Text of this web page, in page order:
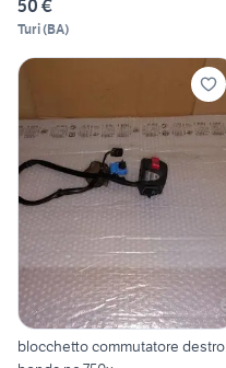
50 €
Turi(BA)
blocchetto commutatore destro